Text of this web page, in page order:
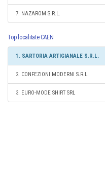
7. NAZAROM S.R.L.
Top localitate CAEN
1. SARTORIA ARTIGIANALE S.R.L.
2. CONFEZIONI MODERNI S.R.L.
3. EURO-MODE SHIRT SRL